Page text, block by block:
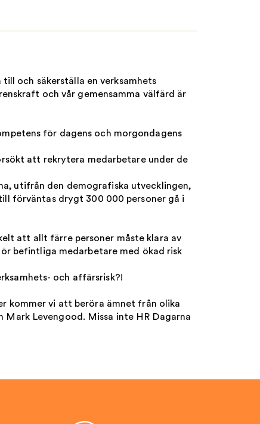
och säkerställa en verksamhets
och vår gemensamma välfärd är
för dagens och morgondagens
att rekrytera medarbetare under de
utifrån den demografiska utvecklingen,
förväntas drygt 300 000 personer gå i
att allt färre personer måste klara av
befintliga medarbetare med ökad risk
och affärsrisk?!
kommer vi att beröra ämnet från olika
Mark Levengood. Missa inte HR Dagarna